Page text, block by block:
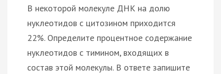
В некоторой молекуле ДНК на долю
нуклеотидов с цитозином приходится
22%. Определите процентное содержание
нуклеотидов с тимином, входящих в
состав этой молекулы. В ответе запишите